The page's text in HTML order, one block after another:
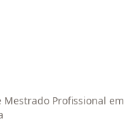
Profissional em